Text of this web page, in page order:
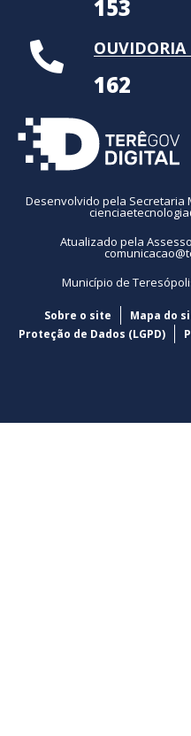
153
OUVIDORIA
162
Desenvolvido pela Secretaria
Atualizado pela
Município de
Sobre o site Mapa do
Proteção de Dados (LGPD)